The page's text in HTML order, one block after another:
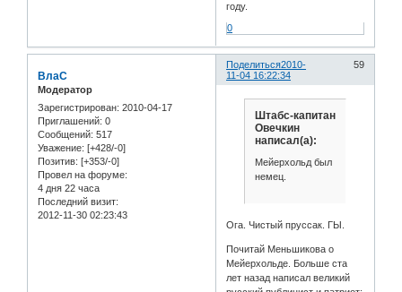
году.
0
Поделиться 59
2010-
11-04 16:22:34
ВлаС
Модератор
Зарегистрирован: 2010-04-17
Приглашений: 0
Сообщений: 517
Уважение: [+428/-0]
Позитив: [+353/-0]
Провел на форуме:
4 дня 22 часа
Последний визит:
2012-11-30 02:23:43
Штабс-капитан
Овечкин
написал(а):
Мейерхольд был
немец.
Ога. Чистый пруссак. ГЫ.
Почитай Меньшикова о
Мейерхольде. Больше ста
лет назад написал великий